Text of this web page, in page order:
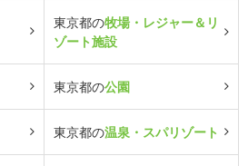
東京都の牧場・レジャー＆リ
ゾート施設
東京都の公園
東京都の温泉・スパリゾート